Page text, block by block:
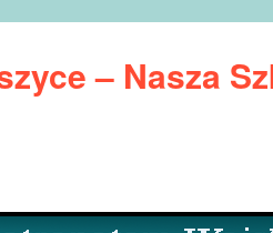
– Nasza